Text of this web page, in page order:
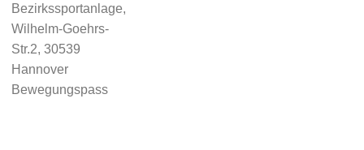
Bezirkssportanlage,
Wilhelm-Goehrs-
Str.2, 30539
Hannover
Bewegungspass